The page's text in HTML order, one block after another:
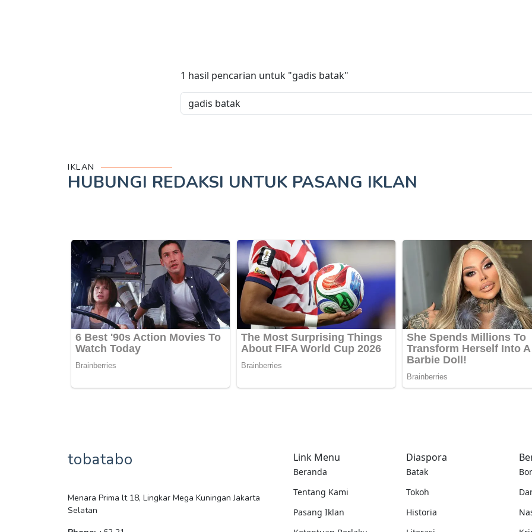
1 hasil pencarian untuk "gadis batak"
IKLAN
HUBUNGI REDAKSI UNTUK PASANG IKLAN
tobatabo
Menara Prima lt 18, Lingkar Mega Kuningan Jakarta
Selatan
Link Menu
Beranda
Tentang Kami
Pasang Iklan
Diaspora
Batak
Tokoh
Historia